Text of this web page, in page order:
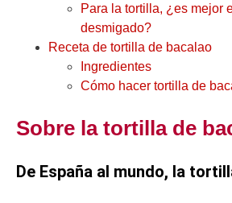
Para la tortilla, ¿es mejor
desmigado?
Receta de tortilla de bacalao
Ingredientes
Cómo hacer tortilla de
Sobre la tortilla de
De España al mundo, la